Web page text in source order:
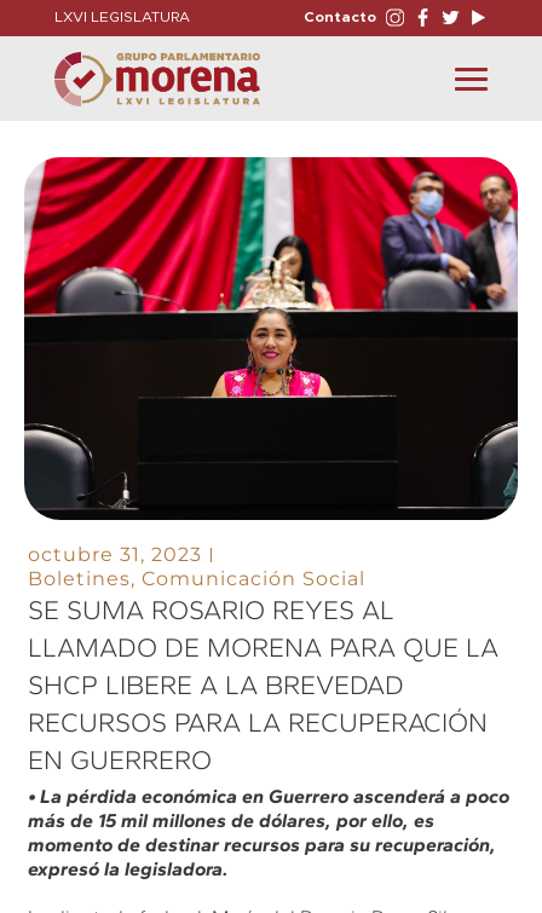
LXVI LEGISLATURA Contacto
Toggle
navigation
octubre 31, 2023
Boletines,Comunicación Social
SE SUMA ROSARIO REYES AL
LLAMADO DE MORENA PARA QUE LA
SHCP LIBERE A LA BREVEDAD
RECURSOS PARA LA RECUPERACIÓN
EN GUERRERO
• La pérdida económica en Guerrero ascenderá a poco
más de 15 mil millones de dólares, por ello, es
momento de destinar recursos para su recuperación,
expresó la legisladora.